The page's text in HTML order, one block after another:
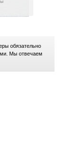
обязательно
Мы отвечаем